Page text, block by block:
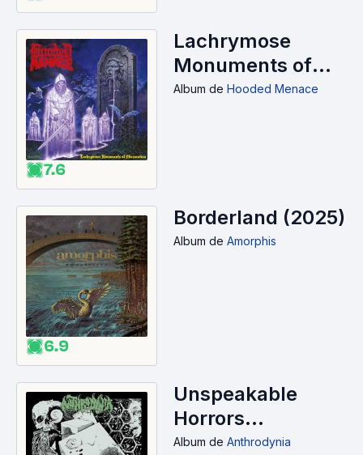
7.6
Lachrymose
Monuments of
Obscuration
Album de Hooded Menace
6.9
Borderland (2025)
Album de Amorphis
Unspeakable
Horrors
Emanating from
Album de Anthrodynia